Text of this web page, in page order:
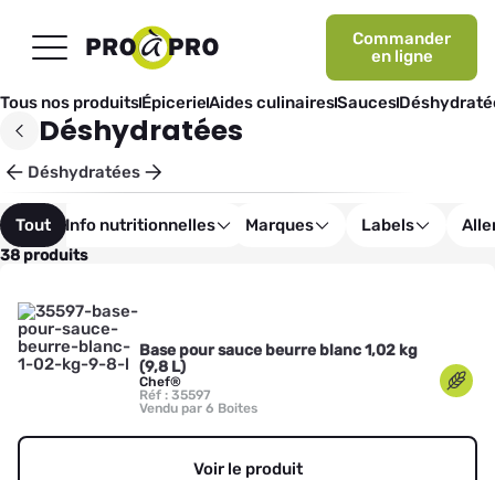
Commander
en ligne
Tous nos produitsÉpicerieAides culinairesSauces
Déshydratées
Déshydratées
Tout Info nutritionnelles Marques Labels
38 produits
Base pour sauce beurre blanc 1,02 kg
(9,8 L)
Chef®
Réf : 35597
Vendu par 6 Boites
Voir le produit